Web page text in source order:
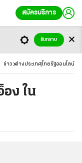
สมัครบริการ
ข่าว ต่างประเทศ ไทยรัฐออนไลน์
ง ใน
รับทราบ